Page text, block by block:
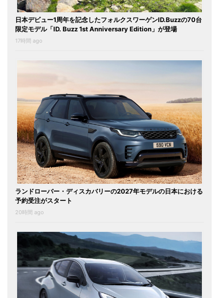
日本デビュー1周年を記念したフォルクスワーゲンID.Buzzの70台
限定モデル「ID. Buzz 1st Anniversary Edition」が登場
17時間 ago
ランドローバー・ディスカバリーの2027年モデルの日本における
予約受注がスタート
20時間 ago